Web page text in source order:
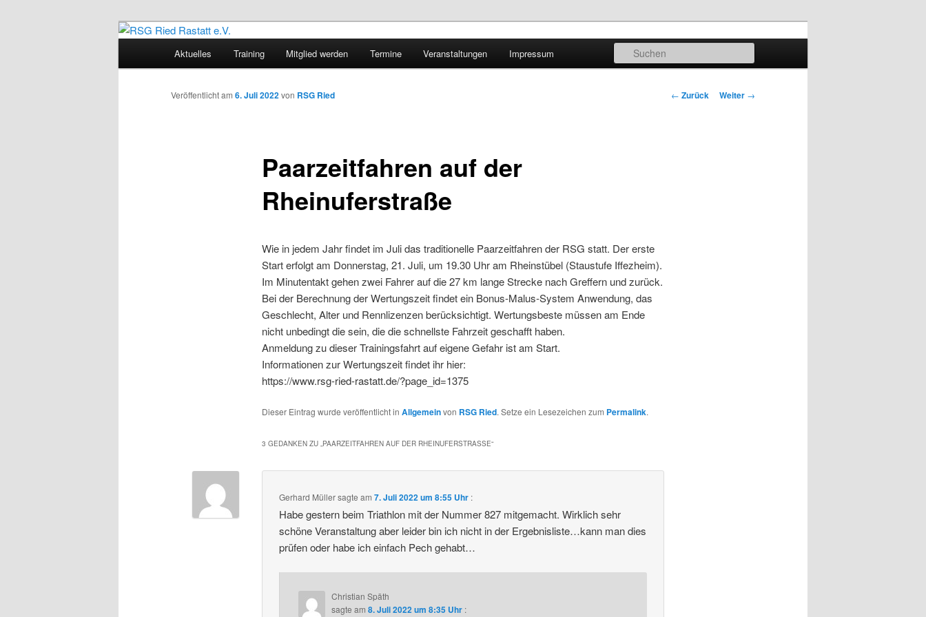
RSG Ried Rastatt e.V.
Sportliches Radfahren in Mittelbaden
Aktuelles Training Mitglied werden Termine Veranstaltungen Impressum
Beitrags-
← Zurück Weiter →
Paarzeitfahren auf der
Rheinuferstraße
Veröffentlicht am 6. Juli 2022von RSG Ried
Wie in jedem Jahr findet im Juli das traditionelle Paarzeitfahren der RSG statt. Der erste
Start erfolgt am Donnerstag, 21. Juli, um 19.30 Uhr am Rheinstübel (Staustufe Iffezheim).
Im Minutentakt gehen zwei Fahrer auf die 27 km lange Strecke nach Greffern und zurück.
Bei der Berechnung der Wertungszeit findet ein Bonus-Malus-System Anwendung, das
Geschlecht, Alter und Rennlizenzen berücksichtigt. Wertungsbeste müssen am Ende
nicht unbedingt die sein, die die schnellste Fahrzeit geschafft haben.
Anmeldung zu dieser Trainingsfahrt auf eigene Gefahr ist am Start.
Informationen zur Wertungszeit findet ihr hier:
https://www.rsg-ried-rastatt.de/?page_id=1375
Dieser Eintrag wurde veröffentlicht in Allgemeinvon RSG Ried. Setze ein Lesezeichen zum Permalink.
3 GEDANKEN ZU „PAARZEITFAHREN AUF DER RHEINUFERSTRASSE “
Gerhard Müllersagte am7. Juli 2022 um 8:55 Uhr :
Habe gestern beim Triathlon mit der Nummer 827 mitgemacht. Wirklich sehr
schöne Veranstaltung aber leider bin ich nicht in der Ergebnisliste…kann man dies
prüfen oder habe ich einfach Pech gehabt…
Christian Späth
sagte am 8. Juli 2022 um 8:35 Uhr :